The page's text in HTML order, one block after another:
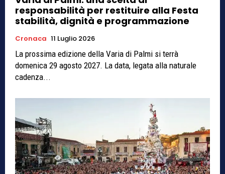
responsabilità per restituire alla Festa
stabilità, dignità e programmazione
Cronaca 11 Luglio 2026
La prossima edizione della Varia di Palmi si terrà
domenica 29 agosto 2027. La data, legata alla naturale
cadenza...